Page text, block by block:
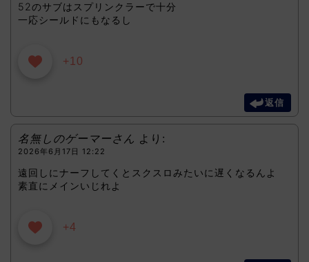
52のサブはスプリンクラーで十分
一応シールドにもなるし
+10
返信
名無しのゲーマーさん より:
2026年6月17日 12:22
遠回しにナーフしてくとスクスロみたいに遅くなるんよ
素直にメインいじれよ
+4